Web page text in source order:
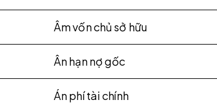
Âm vốn chủ sở hữu
Ân hạn nợ gốc
Án phí tài chính